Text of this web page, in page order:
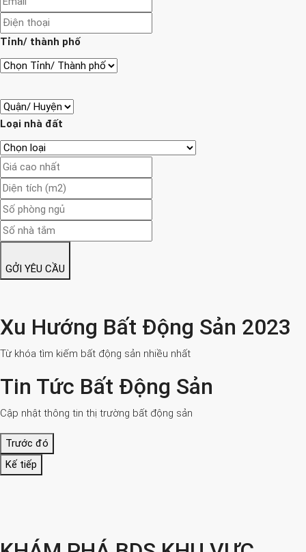
Tỉnh/ thành phố
Loại nhà đất
GỞI YÊU CẦU
Xu Hướng Bất Động Sản 2023
Từ khóa tìm kiếm bất động sản nhiều nhất
Tin Tức Bất Động Sản
Cập nhật thông tin thị trường bất động sản
Trước đó
Kế tiếp